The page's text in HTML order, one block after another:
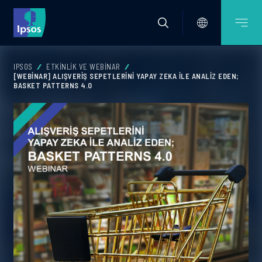
IPSOS
ETKINLIK VE WEBINAR
[WEBINAR] ALIŞVERIŞ SEPETLERINI YAPAY ZEKA ILE ANALIZ EDEN;
BASKET PATTERNS 4.0